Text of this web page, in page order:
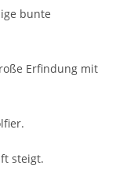
bunte
Erfindung mit
steigt.